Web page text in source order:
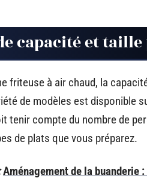
capacité et
friteuse à air chaud, la
de modèles est disponible
tenir compte du nombre de
de plats que vous préparez.
Aménagement de la buanderie